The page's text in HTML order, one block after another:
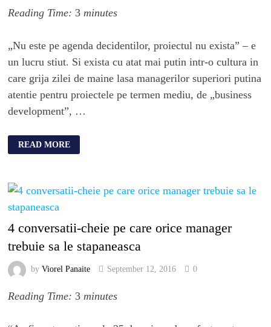
Reading Time: 3 minutes
„Nu este pe agenda decidentilor, proiectul nu exista” – e
un lucru stiut. Si exista cu atat mai putin intr-o cultura in
care grija zilei de maine lasa managerilor superiori putina
atentie pentru proiectele pe termen mediu, de „business
development”, …
READ MORE
4 conversatii-cheie pe care orice manager
trebuie sa le stapaneasca
by Viorel Panaite September 12, 2016 0
Reading Time: 3 minutes